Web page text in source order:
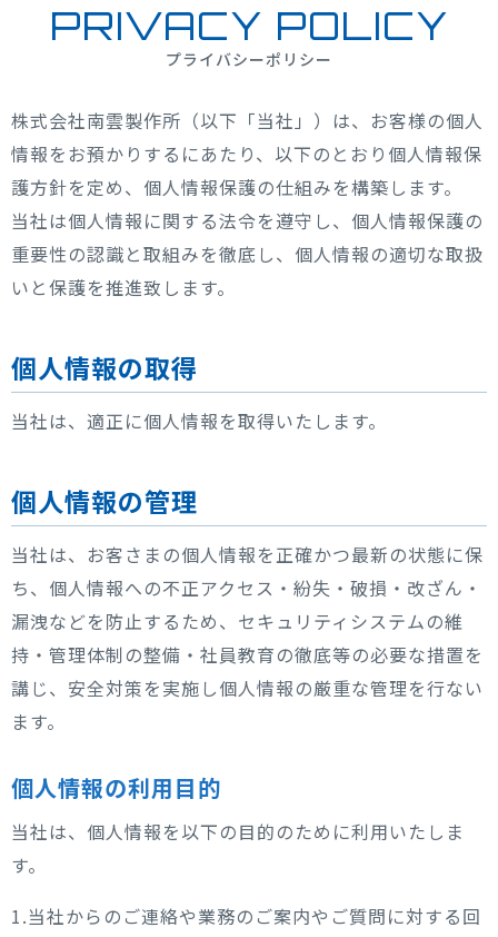
PRIVACY POLICY
プライバシーポリシー
株式会社南雲製作所（以下「当社」）は、お客様の個人
情報をお預かりするにあたり、以下のとおり個人情報保
護方針を定め、個人情報保護の仕組みを構築します。
当社は個人情報に関する法令を遵守し、個人情報保護の
重要性の認識と取組みを徹底し、個人情報の適切な取扱
いと保護を推進致します。
個人情報の取得
当社は、適正に個人情報を取得いたします。
個人情報の管理
当社は、お客さまの個人情報を正確かつ最新の状態に保
ち、個人情報への不正アクセス・紛失・破損・改ざん・
漏洩などを防止するため、セキュリティシステムの維
持・管理体制の整備・社員教育の徹底等の必要な措置を
講じ、安全対策を実施し個人情報の厳重な管理を行ない
ます。
個人情報の利用目的
当社は、個人情報を以下の目的のために利用いたしま
す。
1.当社からのご連絡や業務のご案内やご質問に対する回